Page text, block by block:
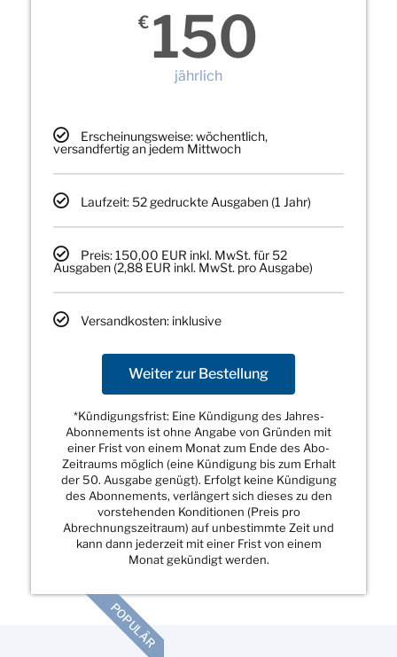
€ 150
jährlich
Erscheinungsweise: wöchentlich,
versandfertig an jedem Mittwoch
Laufzeit: 52 gedruckte Ausgaben (1 Jahr)
Preis: 150,00 EUR inkl. MwSt. für 52
Ausgaben (2,88 EUR inkl. MwSt. pro Ausgabe)
Versandkosten: inklusive
Weiter zur Bestellung
*Kündigungsfrist: Eine Kündigung des Jahres-
Abonnements ist ohne Angabe von Gründen mit
einer Frist von einem Monat zum Ende des Abo-
Zeitraums möglich (eine Kündigung bis zum Erhalt
der 50. Ausgabe genügt). Erfolgt keine Kündigung
des Abonnements, verlängert sich dieses zu den
vorstehenden Konditionen (Preis pro
Abrechnungszeitraum) auf unbestimmte Zeit und
kann dann jederzeit mit einer Frist von einem
Monat gekündigt werden.
POPULÄR